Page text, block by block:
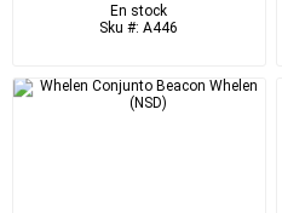
En stock
Sku #: A446